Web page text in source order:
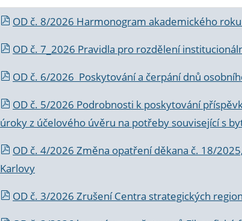
OD č. 8/2026 Harmonogram akademického
OD č. 7_2026 Pravidla pro rozdělení
OD č. 6/2026 Poskytování a čerpání dnů
OD č. 5/2026 Podrobnosti k poskytování
úroky z účelového úvěru na potřeby související s
OD č. 4/2026 Změna opatření děkana č. 18/
Karlovy
OD č. 3/2026 Zrušení Centra strategických